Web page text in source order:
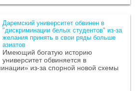
Даремский университет обвинен в
"дискриминации белых студентов" из-за
желания принять в свои ряды больше
азиатов
Имеющий богатую историю
университет обвиняется в
из-за спорной новой схемы